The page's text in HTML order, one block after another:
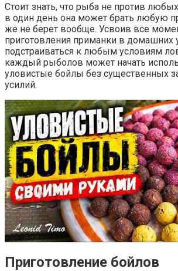
Стоит знать, что рыба не против
в один день она может брать любую
же не берет вообще. Усвоив все
приготовления приманки в домашних
подстраиваться к любым условиям
каждый рыболов может начать
уловистые бойлы без существенных
усилий.
Приготовление бойлов